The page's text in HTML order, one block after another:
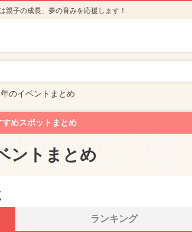
親子の成長、夢の育みを応援します！
のイベントまとめ
すめスポットまとめ
ントまとめ
ランキング